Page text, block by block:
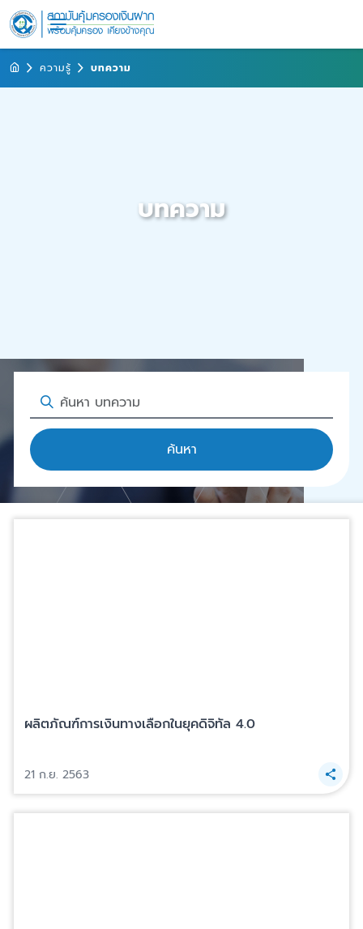
ความรู้ บทความ
บทความ
ค้นหา
ผลิตภัณฑ์การเงินทางเลือกในยุคดิจิทัล 4.0
21 ก.ย. 2563